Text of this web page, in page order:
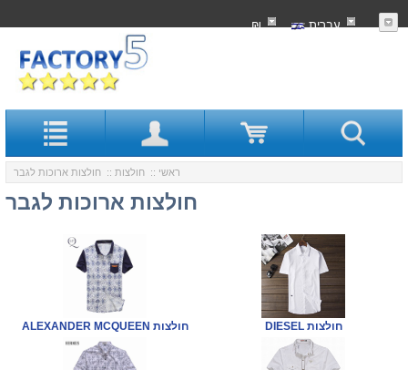
עִברִית ₪
ראשי :: חולצות :: חולצות ארוכות לגבר
חולצות ארוכות לגבר
ALEXANDER MCQUEEN חולצות DIESEL חולצות